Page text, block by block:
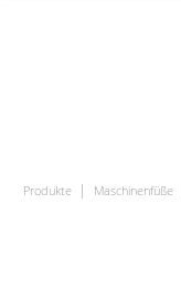
Produkte | Maschinenfüße